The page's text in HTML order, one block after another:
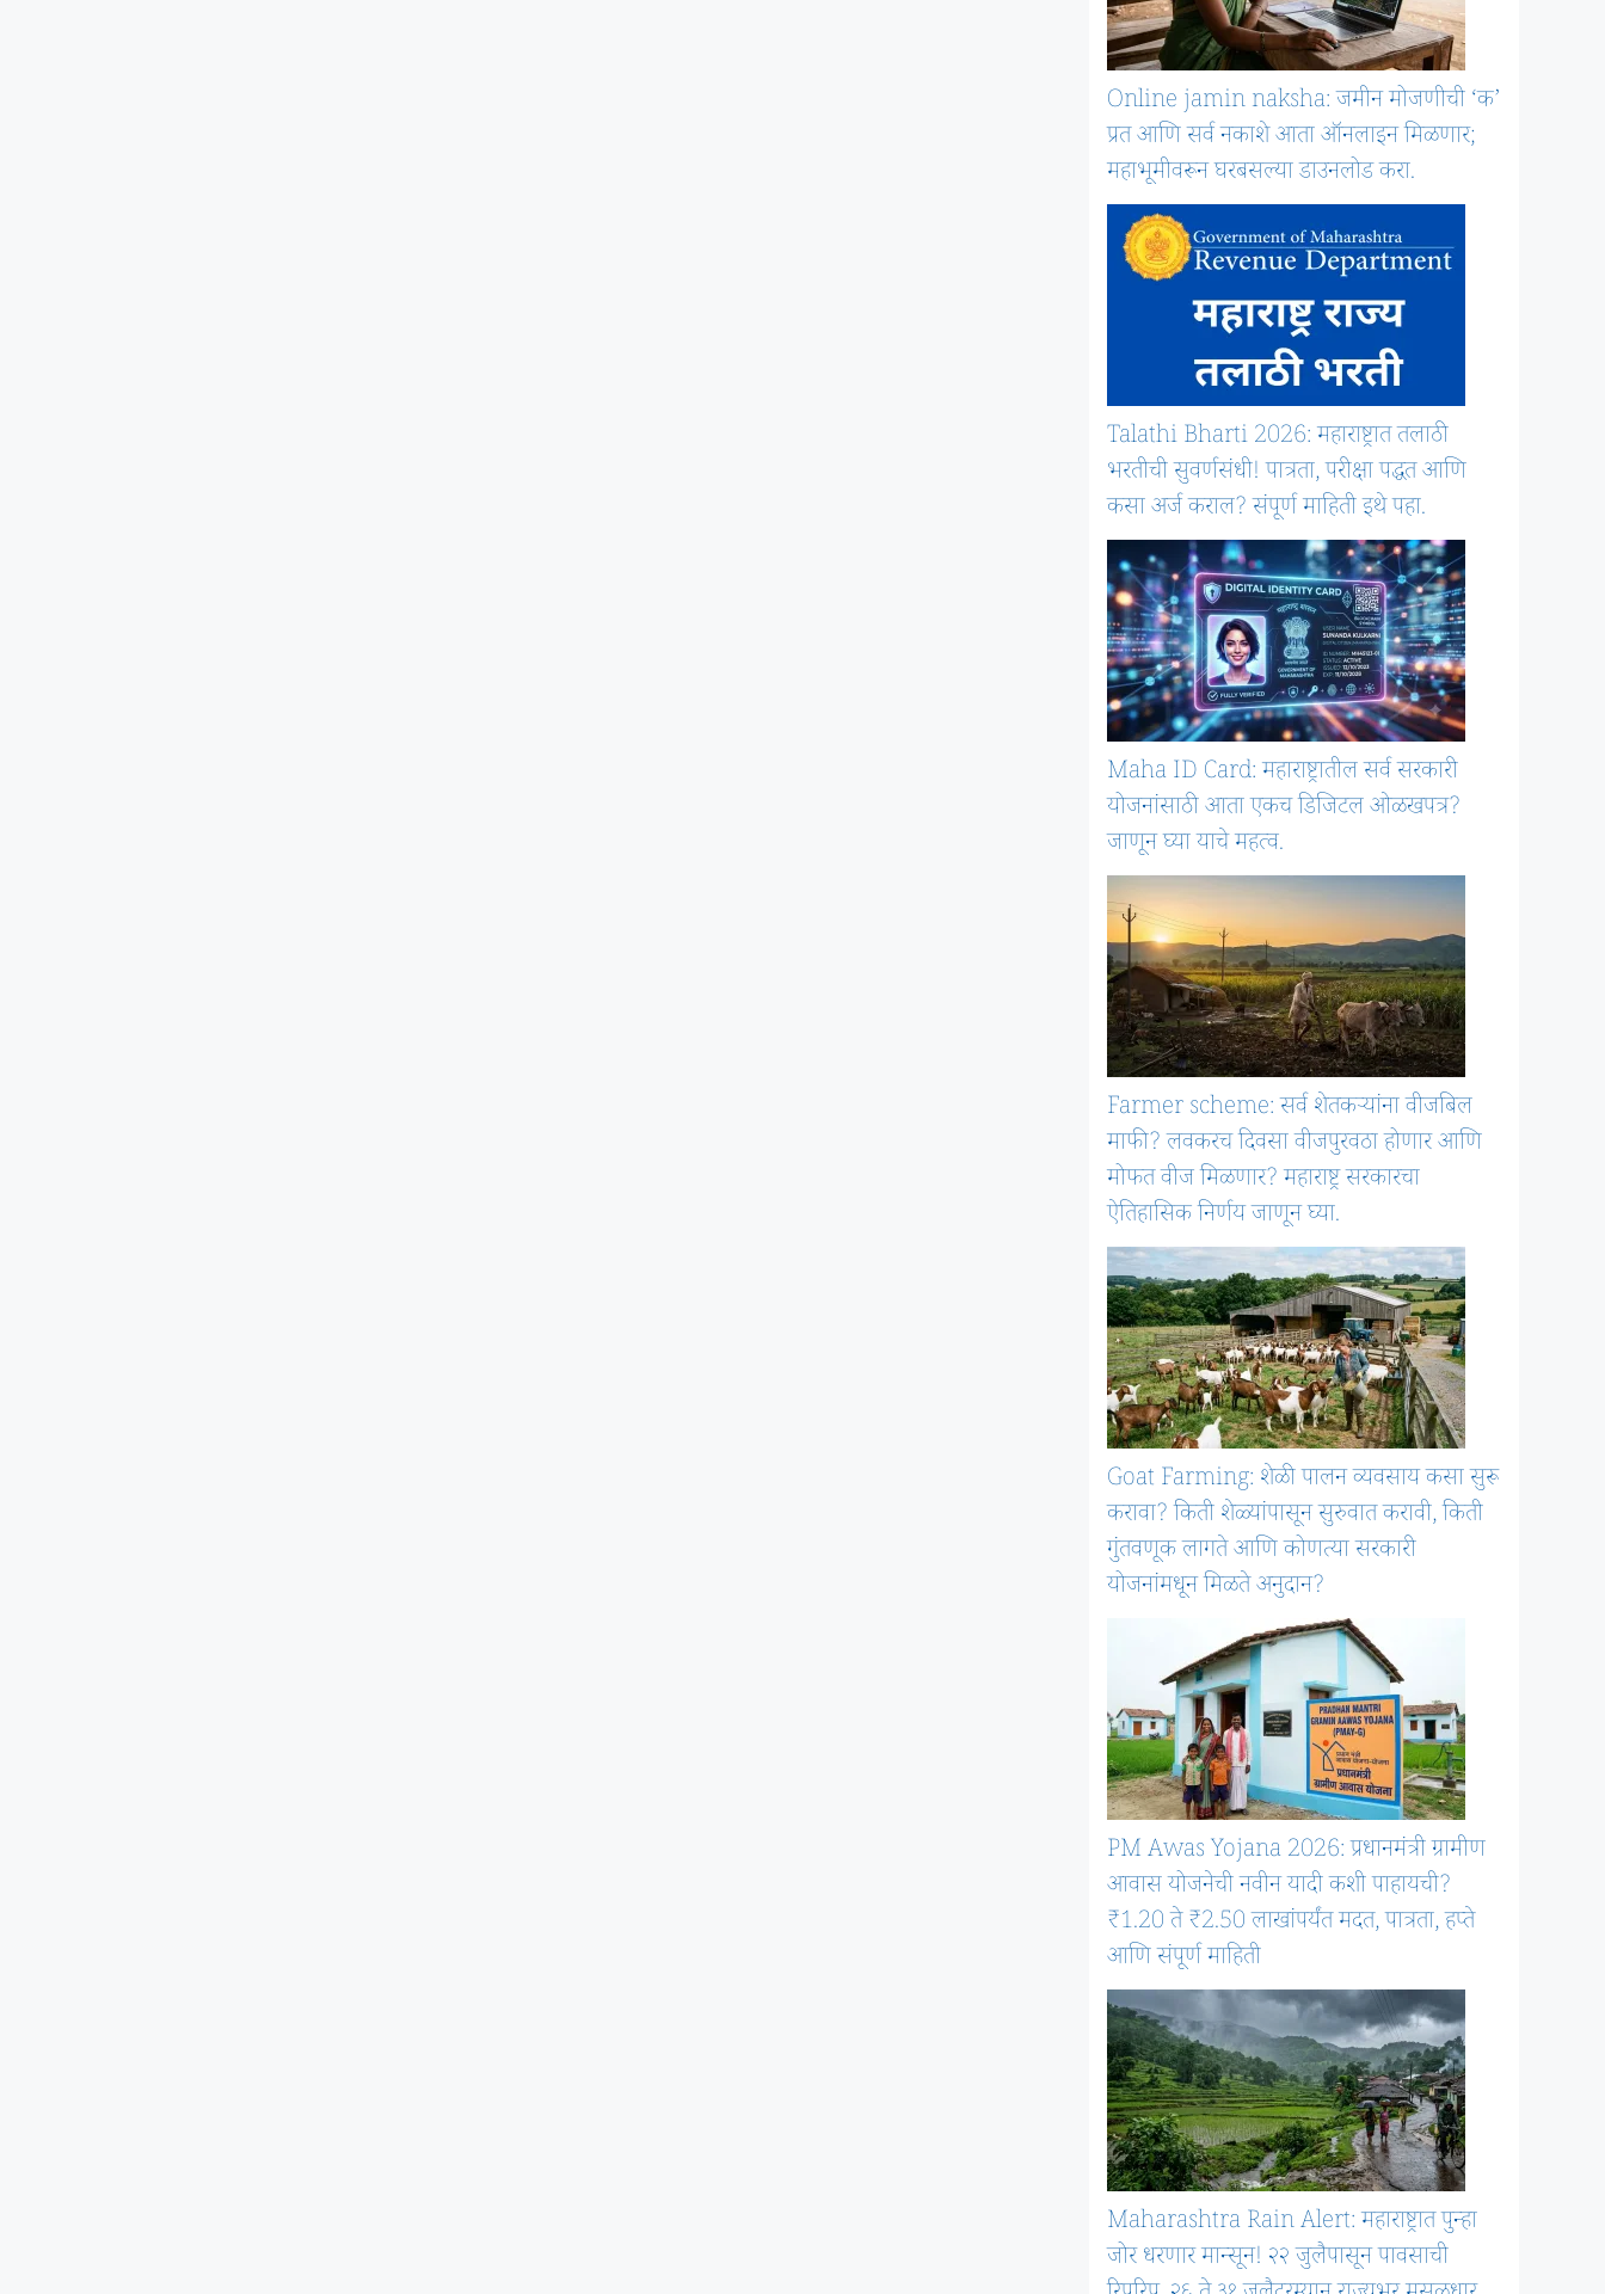
Online jamin naksha: जमीन मोजणीची ‘क’
प्रत आणि सर्व नकाशे आता ऑनलाइन मिळणार;
महाभूमीवरून घरबसल्या डाउनलोड करा.
Talathi Bharti 2026: महाराष्ट्रात तलाठी
भरतीची सुवर्णसंधी! पात्रता, परीक्षा पद्धत आणि
कसा अर्ज कराल? संपूर्ण माहिती इथे पहा.
Maha ID Card: महाराष्ट्रातील सर्व सरकारी
योजनांसाठी आता एकच डिजिटल ओळखपत्र?
जाणून घ्या याचे महत्व.
Farmer scheme: सर्व शेतकऱ्यांना वीजबिल
माफी? लवकरच दिवसा वीजपुरवठा होणार आणि
मोफत वीज मिळणार? महाराष्ट्र सरकारचा
ऐतिहासिक निर्णय जाणून घ्या.
Goat Farming: शेळी पालन व्यवसाय कसा सुरू
करावा? किती शेळ्यांपासून सुरुवात करावी, किती
गुंतवणूक लागते आणि कोणत्या सरकारी
योजनांमधून मिळते अनुदान?
PM Awas Yojana 2026: प्रधानमंत्री ग्रामीण
आवास योजनेची नवीन यादी कशी पाहायची?
₹1.20 ते ₹2.50 लाखांपर्यंत मदत, पात्रता, हप्ते
आणि संपूर्ण माहिती
Maharashtra Rain Alert: महाराष्ट्रात पुन्हा
जोर धरणार मान्सून! २२ जुलैपासून पावसाची